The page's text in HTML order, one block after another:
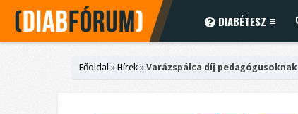
DIABÉTESZ
Főoldal » Hírek » Varázspálca díj pedagógusoknak